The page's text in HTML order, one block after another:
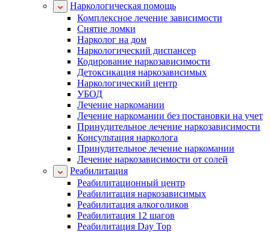
Наркологическая помощь
Комплексное лечение зависимости
Снятие ломки
Нарколог на дом
Наркологический диспансер
Кодирование наркозависимости
Детоксикация наркозависимых
Наркологический центр
УБОД
Лечение наркомании
Лечение наркомании без постановки на учет
Принудительное лечение наркозависимости
Консультация нарколога
Принудительное лечение наркомании
Лечение наркозависимости от солей
Реабилитация
Реабилитационный центр
Реабилитация наркозависимых
Реабилитация алкоголиков
Реабилитация 12 шагов
Реабилитация Day Top